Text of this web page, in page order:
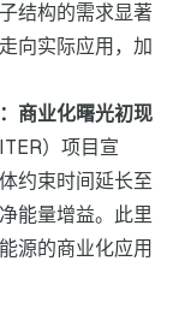
结构的需求显著
向实际应用，加
商业化曙光初现
）项目宣
约束时间延长至
能量增益。此里
源的商业化应用